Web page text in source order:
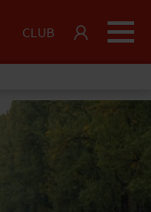
CLUB